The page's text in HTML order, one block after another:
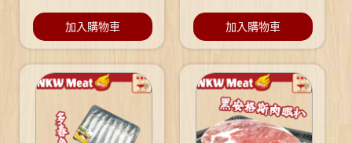
加入購物車 加入購物車